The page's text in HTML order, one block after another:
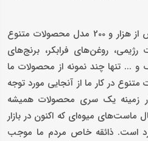
در حال حاضر، ما در بارادلند بیش از هزار و 200 مدل محصولات متنوع
رژیمی، روغن‌های فرابکر، برنج‌های
و ... تنها چند نمونه از محصولات ما
متنوع در کار ما از آنجایی مورد توجه
در زمینه یک سری محصولات همیشه
ماست‌های میوه‌ای که اکنون در بازار
است. ذائقه خاص مردم ما موجب